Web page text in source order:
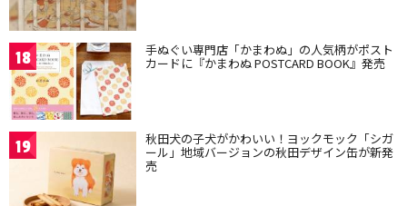
18 手ぬぐい専門店「かまわぬ」の人気柄がポスト
カードに『かまわぬ POSTCARD BOOK』発売
19 秋田犬の子犬がかわいい！ヨックモック「シガ
ール」地域バージョンの秋田デザイン缶が新発
売